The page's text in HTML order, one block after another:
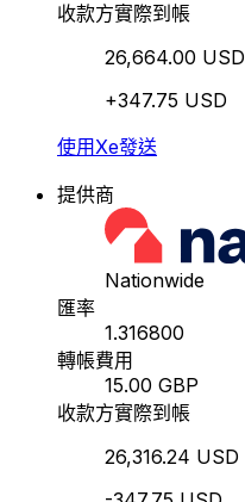
收款方實際到帳
26,664.00 USD
+347.75 USD
使用Xe發送
提供商
Nationwide
匯率
1.316800
轉帳費用
15.00 GBP
收款方實際到帳
26,316.24 USD